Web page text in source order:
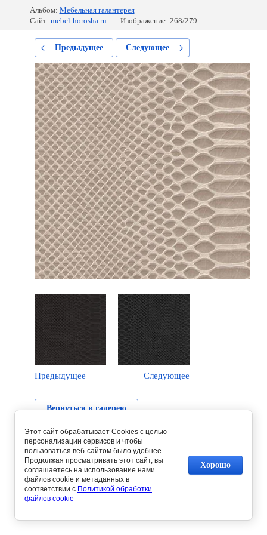
Альбом: Мебельная галантерея
Сайт: mebel-horosha.ru Изображение: 268/279
Предыдущее Следующее
Предыдущее Следующее
Вернуться в галерею
Этот сайт обрабатывает Cookies с целью
персонализации сервисов и чтобы
пользоваться веб-сайтом было удобнее.
Продолжая просматривать этот сайт, вы
соглашаетесь на использование нами
файлов cookie и метаданных в
соответствии с Политикой обработки
файлов cookie
Хорошо